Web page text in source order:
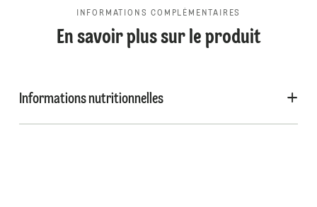
INFORMATIONS COMPLÉMENTAIRES
En savoir plus sur le produit
Informations nutritionnelles